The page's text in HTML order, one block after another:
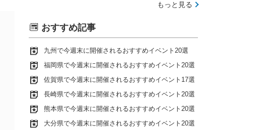
もっと見る
おすすめ記事
九州で今週末に開催されるおすすめイベント20選
福岡県で今週末に開催されるおすすめイベント20選
佐賀県で今週末に開催されるおすすめイベント17選
長崎県で今週末に開催されるおすすめイベント20選
熊本県で今週末に開催されるおすすめイベント20選
大分県で今週末に開催されるおすすめイベント20選